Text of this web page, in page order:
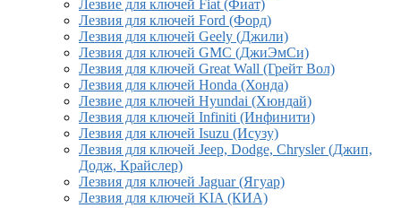
Лезвие для ключей Fiat (Фиат)
Лезвия для ключей Ford (Форд)
Лезвия для ключей Geely (Джили)
Лезвия для ключей GMC (ДжиЭмСи)
Лезвия для ключей Great Wall (Грейт Вол)
Лезвия для ключей Honda (Хонда)
Лезвие для ключей Hyundai (Хюндай)
Лезвия для ключей Infiniti (Инфинити)
Лезвия для ключей Isuzu (Исузу)
Лезвия для ключей Jeep, Dodge, Chrysler (Джип,
Додж, Крайслер)
Лезвия для ключей Jaguar (Ягуар)
Лезвия для ключей KIA (КИА)